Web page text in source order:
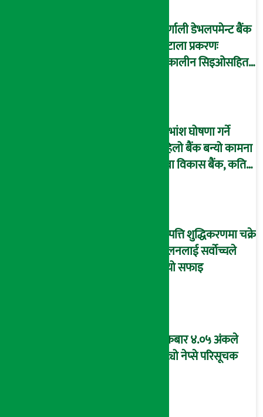
कर्णाली डेभलपमेन्ट बैंक
घोटाला प्रकरणः
तत्कालीन सिइओसहित
लाभांश घोषणा गर्ने
पहिलो बैंक बन्यो कामना
सेवा विकास बैंक, कति
सम्पत्ति शुद्धिकरणमा चक्रे
मिलनलाई सर्वोच्चले
दियो सफाइ
शुक्रबार ४.०५ अंकले
घट्यो नेप्से परिसूचक